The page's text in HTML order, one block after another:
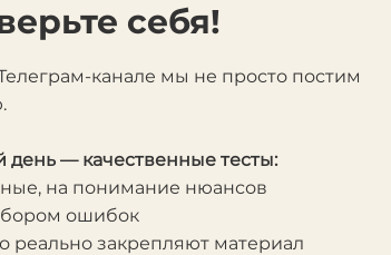
себя!
канале мы не просто постим
день — качественные тесты:
на понимание нюансов
ошибок
реально закрепляют материал